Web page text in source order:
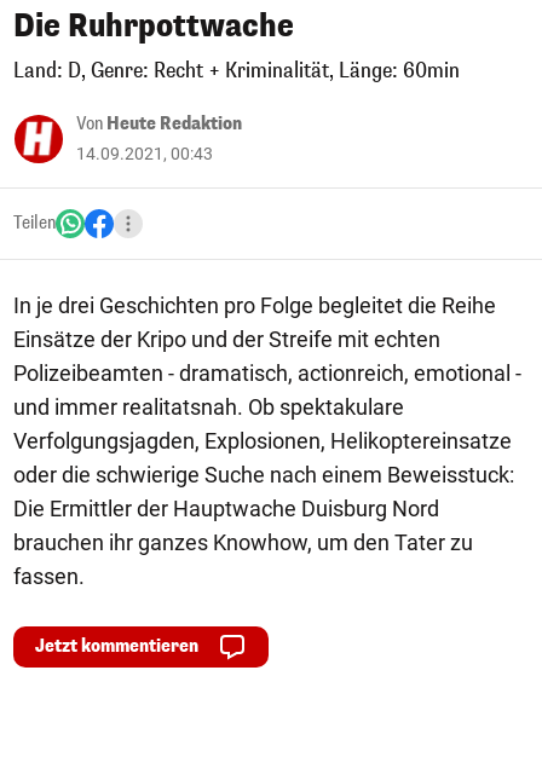
Die Ruhrpottwache
Land: D, Genre: Recht + Kriminalität, Länge: 60min
Von Heute Redaktion
14.09.2021, 00:43
Teilen
In je drei Geschichten pro Folge begleitet die Reihe
Einsätze der Kripo und der Streife mit echten
Polizeibeamten - dramatisch, actionreich, emotional -
und immer realitatsnah. Ob spektakulare
Verfolgungsjagden, Explosionen, Helikoptereinsatze
oder die schwierige Suche nach einem Beweisstuck:
Die Ermittler der Hauptwache Duisburg Nord
brauchen ihr ganzes Knowhow, um den Tater zu
fassen.
Jetzt kommentieren